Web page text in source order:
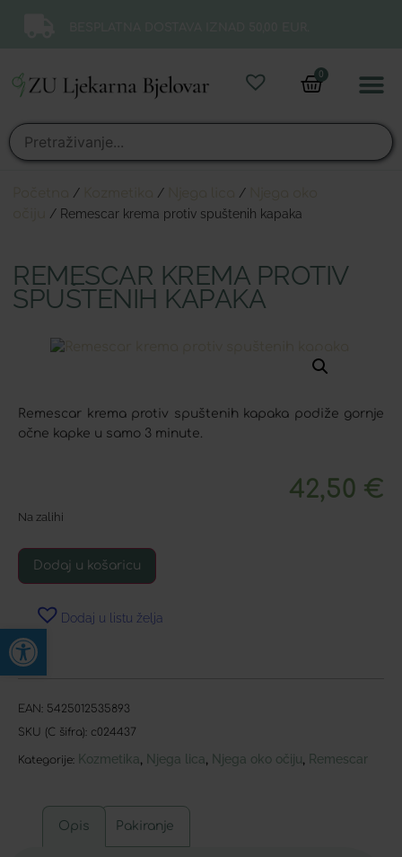
Open toolbar
0
/ / /
/ Remescar krema protiv spuštenih kapaka
REMESCAR KREMA PROTIV
SPUŠTENIH KAPAKA
Remescar krema protiv spuštenih kapaka podiže gornje
očne kapke u samo 3 minute.
42,50 €
Na zalihi
Dodaj u košaricu
Dodaj u listu želja
EAN: 5425012535893
SKU (C šifra): c024437
Kategorije: Kozmetika Njega lica Njega oko očiju Remescar
Opis Pakiranje